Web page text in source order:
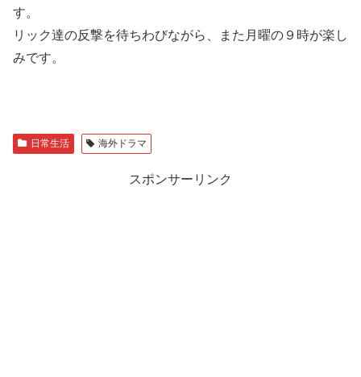
す。
リック達の反撃を待ちわびながら、また月曜の９時が楽し
みです。
日常生活 海外ドラマ
スポンサーリンク